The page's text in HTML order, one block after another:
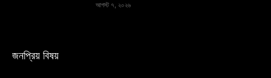
আগস্ট ৭, ২০২৬
জনপ্রিয় বিষয়